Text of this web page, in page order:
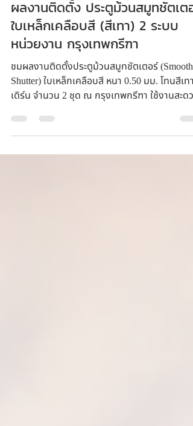
Jun 17
ผลงานทั้งหมด
ผลงานติดตั้ง ประตูม้วนสมูทชัตเตอร์
ใบเหล็กเคลือบสี (สีเทา) 2 ระบบ
หน่วยงาน กรุงเทพกรีฑา
ชมผลงานติดตั้งประตูม้วนสมูทชัตเตอร์ (Smooth
ด้วย 2 ระบบ ทั้งมอเตอร์และมือดึง พร้อมควบคุม